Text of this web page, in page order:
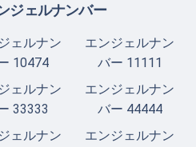
ジェルナンバー
ェルナン
10474
エンジェルナン
バー 11111
ェルナン
33333
エンジェルナン
バー 44444
ェルナン
エンジェルナン